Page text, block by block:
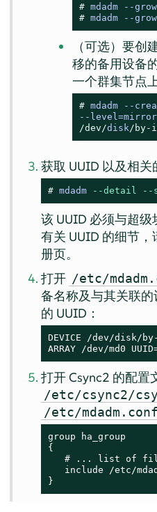
# mdadm --
# mdadm --
（可选）要创
移的备用设备
一个群集节点
# mdadm --
-- level=mirror
/dev/disk /by-
获取 UUID 以及相关
# mdadm --detail --
该 UUID 必须与超级
有关 UUID 的细节，
册页。
打开 /etc/
备名称及与其关联
的 UUID：
DEVICE /dev/disk/
ARRAY /dev/md0
打开 Csync2 的配置
/etc/csync2/
/etc/mdadm.conf
group ha_group
{
# ... list of
include /etc/
}